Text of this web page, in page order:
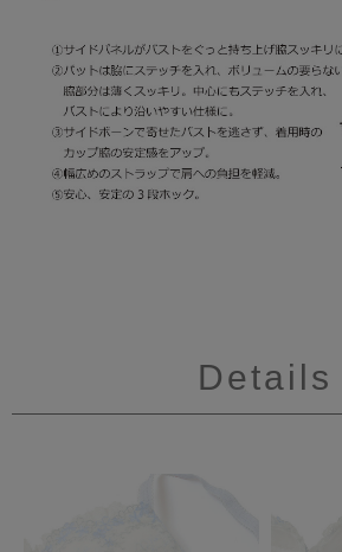
Details